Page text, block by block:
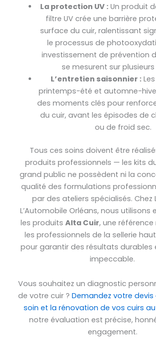
La protection UV : Un produit
filtre UV crée une barrière
surface du cuir, ralentissant
le processus de
investissement de prévention
se mesurent sur
L’entretien saisonnier :
printemps-été et automne-
des moments clés pour
du cuir, avant les épisodes de
ou de froid sec.
Tous ces soins doivent être
produits professionnels — les kits
grand public ne possèdent ni la
qualité des formulations
par des ateliers spécialisés. Chez
L’Automobile Orléans, nous utilisons
les produits Alta Cuir, une
les professionnels de la sellerie
pour garantir des résultats durables
impeccable.
Vous souhaitez un diagnostic
de votre cuir ? Demandez votre
soin et la rénovation de vos cuirs
notre évaluation est précise,
engagement.